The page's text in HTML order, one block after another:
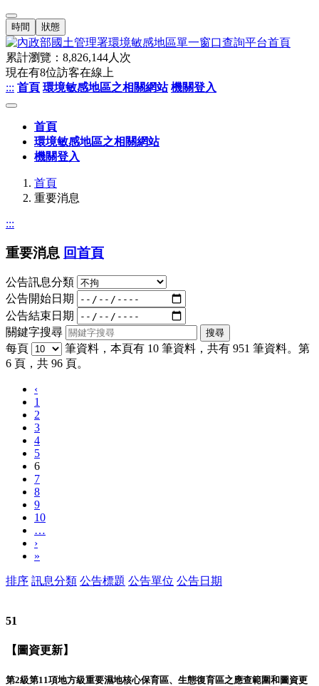
時間 狀態
累計瀏覽： 8,826,144人次
現在有8位訪客在線上
::: 首頁 環境敏感地區之相關網站 機關登入
首頁
環境敏感地區之相關網站
機關登入
首頁
重要消息
:::
重要消息 回首頁
公告訊息分類
公告開始日期
公告結束日期
關鍵字搜尋
每頁
筆資料，本頁有 10 筆資料，共有 951 筆資料。第
6 頁，共 96 頁。
‹
1
2
3
4
5
6
7
8
9
10
…
›
»
排序 訊息分類 公告標題 公告單位 公告日期
51
【圖資更新】
第2級第11項地方級重要濕地核心保育區、生態復育區之應查範圍和圖資更